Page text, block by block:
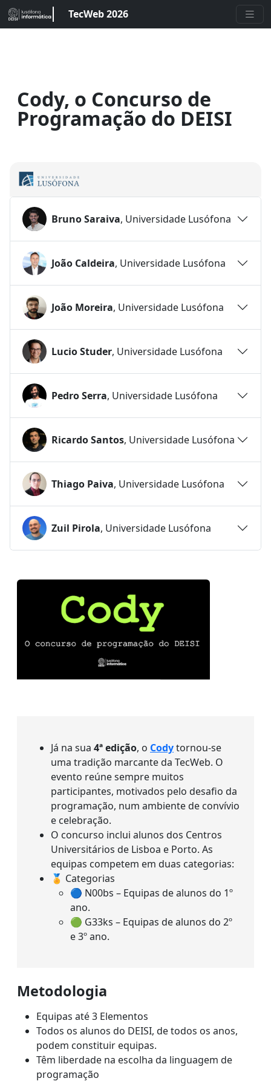
TecWeb 2026
Cody, o Concurso de
Programação do DEISI
Bruno Saraiva, Universidade Lusófona
João Caldeira, Universidade Lusófona
João Moreira, Universidade Lusófona
Lucio Studer, Universidade Lusófona
Pedro Serra, Universidade Lusófona
Ricardo Santos, Universidade Lusófona
Thiago Paiva, Universidade Lusófona
Zuil Pirola, Universidade Lusófona
Já na sua 4ª edição, o Codytornou-se
uma tradição marcante da TecWeb. O
evento reúne sempre muitos
participantes, motivados pelo desafio da
programação, num ambiente de convívio
e celebração.
O concurso inclui alunos dos Centros
Universitários de Lisboa e Porto. As
equipas competem em duas categorias:
🏅 Categorias
🔵 N00bs – Equipas de alunos do 1º
ano.
🟢 G33ks – Equipas de alunos do 2º
e 3º ano.
Metodologia
Equipas até 3 Elementos
Todos os alunos do DEISI, de todos os anos,
podem constituir equipas.
Têm liberdade na escolha da linguagem de
programação